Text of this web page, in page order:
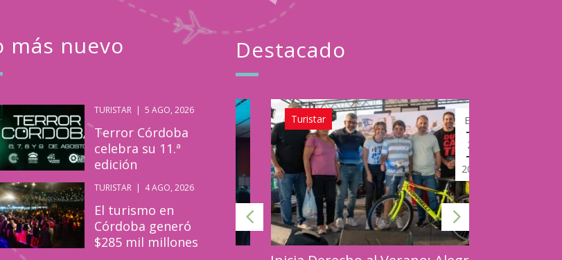
más nuevo
TURISTAR | 5 AGO, 2026
Terror Córdoba
celebra su 11.ª
edición
TURISTAR | 4 AGO, 2026
El turismo en
Córdoba generó
$285 mil millones
Destacado
Turistar
30
Turistar
Ene
24
2024